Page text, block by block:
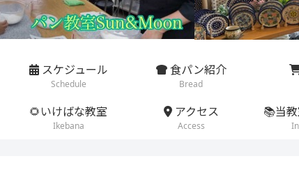
スケジュール
Schedule
食パン紹介
Bread
🌻いけばな教室
Ikebana
アクセス
Access
📚当